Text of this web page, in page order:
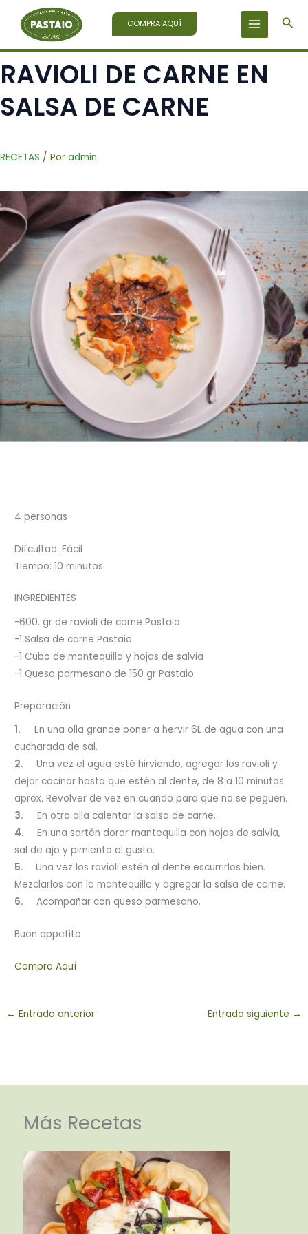
contenido
COMPRA AQUÍ
RAVIOLI DE CARNE EN
SALSA DE CARNE
RECETAS / Por admin
4 personas
Difcultad: Fácil
Tiempo: 10 minutos
INGREDIENTES
-600. gr de ravioli de carne Pastaio
-1 Salsa de carne Pastaio
-1 Cubo de mantequilla y hojas de salvia
-1 Queso parmesano de 150 gr Pastaio
Preparación
1. En una olla grande poner a hervir 6L de agua con una
cucharada de sal.
2.
Una vez el agua esté hirviendo, agregar los ravioli y
dejar cocinar hasta que estén al dente, de 8 a 10 minutos
aprox. Revolver de vez en cuando para que no se peguen.
3. En otra olla calentar la salsa de carne.
4.
En una sartén dorar mantequilla con hojas de salvia,
sal de ajo y pimiento al gusto.
5.
Una vez los ravioli estén al dente escurrirlos bien.
Mezclarlos con la mantequilla y agregar la salsa de carne.
6.
Acompañar con queso parmesano.
Buon appetito
Compra Aquí
← Entrada anterior Entrada siguiente →
Más Recetas